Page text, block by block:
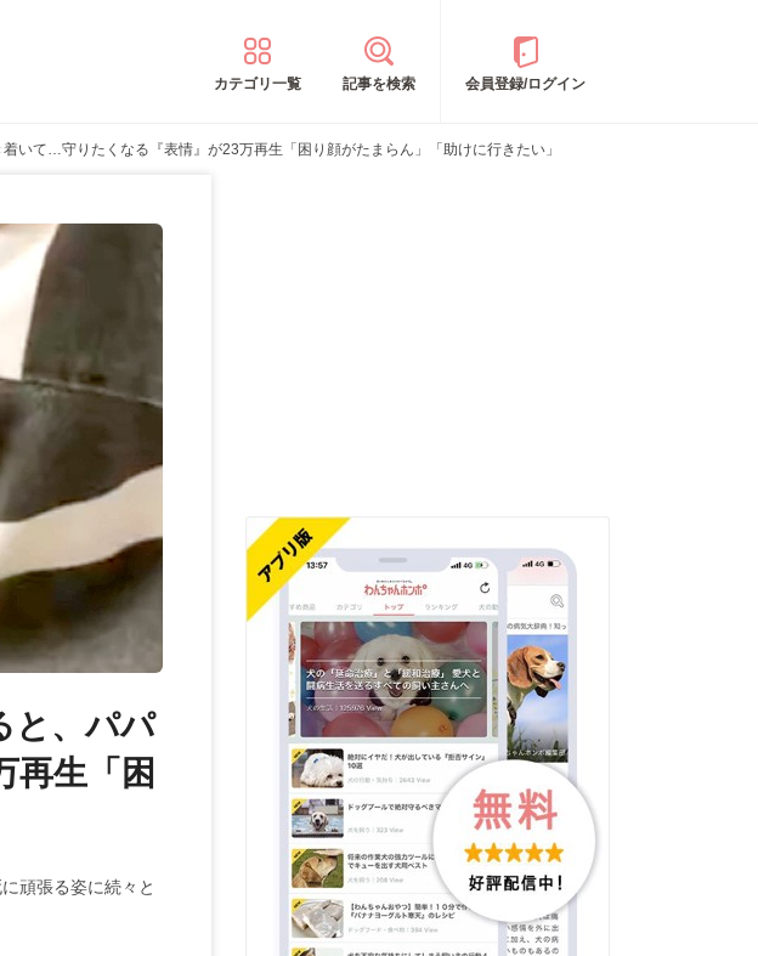
カテゴリ一覧 記事を検索 会員登録/ログイン
いて…守りたくなる『表情』が23万再生「困り顔がたまらん」「助けに行きたい」
と、パパ
再生「困
頑張る姿に続々と